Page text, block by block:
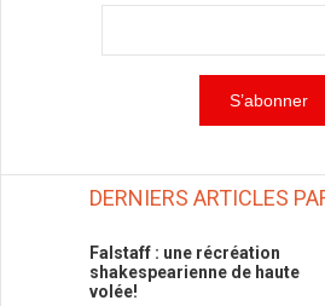
DERNIERS ARTICLES
Falstaff : une récréation
shakespearienne de haute
volée!